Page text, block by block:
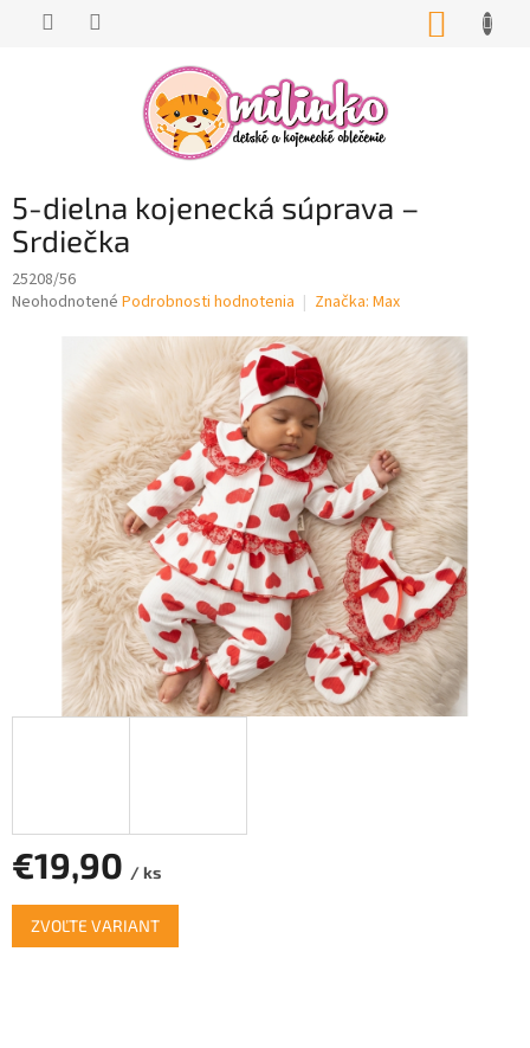
5-dielna kojenecká súprava –
Srdiečka
25208/56
Priemerné
hviezdičiek.
Neohodnotené Podrobnosti hodnotenia Značka: Max
€19,90 / ks
Jednotková
cena:
ZVOĽTE VARIANT